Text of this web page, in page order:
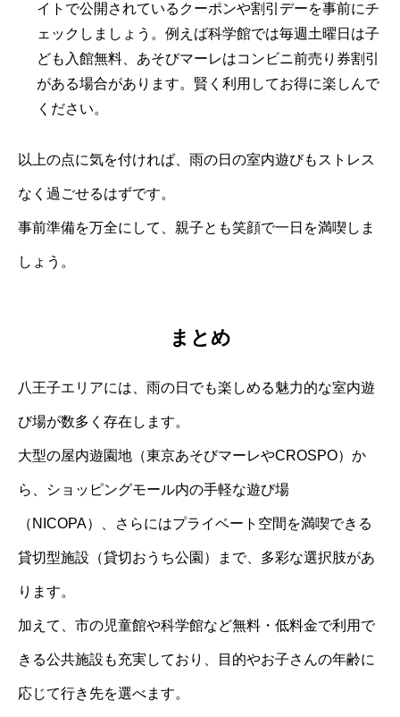
イトで公開されているクーポンや割引デーを事前にチ
ェックしましょう。例えば科学館では毎週土曜日は子
ども入館無料、あそびマーレはコンビニ前売り券割引
がある場合があります。賢く利用してお得に楽しんで
ください。
以上の点に気を付ければ、雨の日の室内遊びもストレス
なく過ごせるはずです。
事前準備を万全にして、親子とも笑顔で一日を満喫しま
しょう。
まとめ
八王子エリアには、雨の日でも楽しめる魅力的な室内遊
び場が数多く存在します。
大型の屋内遊園地（東京あそびマーレやCROSPO）か
ら、ショッピングモール内の手軽な遊び場
（NICOPA）、さらにはプライベート空間を満喫できる
貸切型施設（貸切おうち公園）まで、多彩な選択肢があ
ります。
加えて、市の児童館や科学館など無料・低料金で利用で
きる公共施設も充実しており、目的やお子さんの年齢に
応じて行き先を選べます。